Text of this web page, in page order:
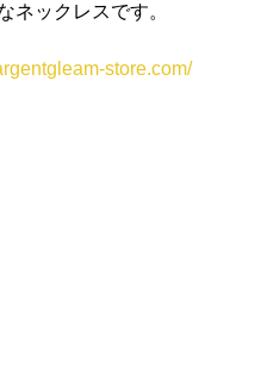
ネックレスです。
store.com/